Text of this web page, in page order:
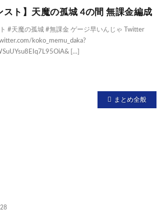
スト】天魔の孤城 4の間 無課金編成
#天魔の孤城 #無課金 ゲージ早いんじゃ Twitter
koko_memu_daka?
[…]
まとめ全般